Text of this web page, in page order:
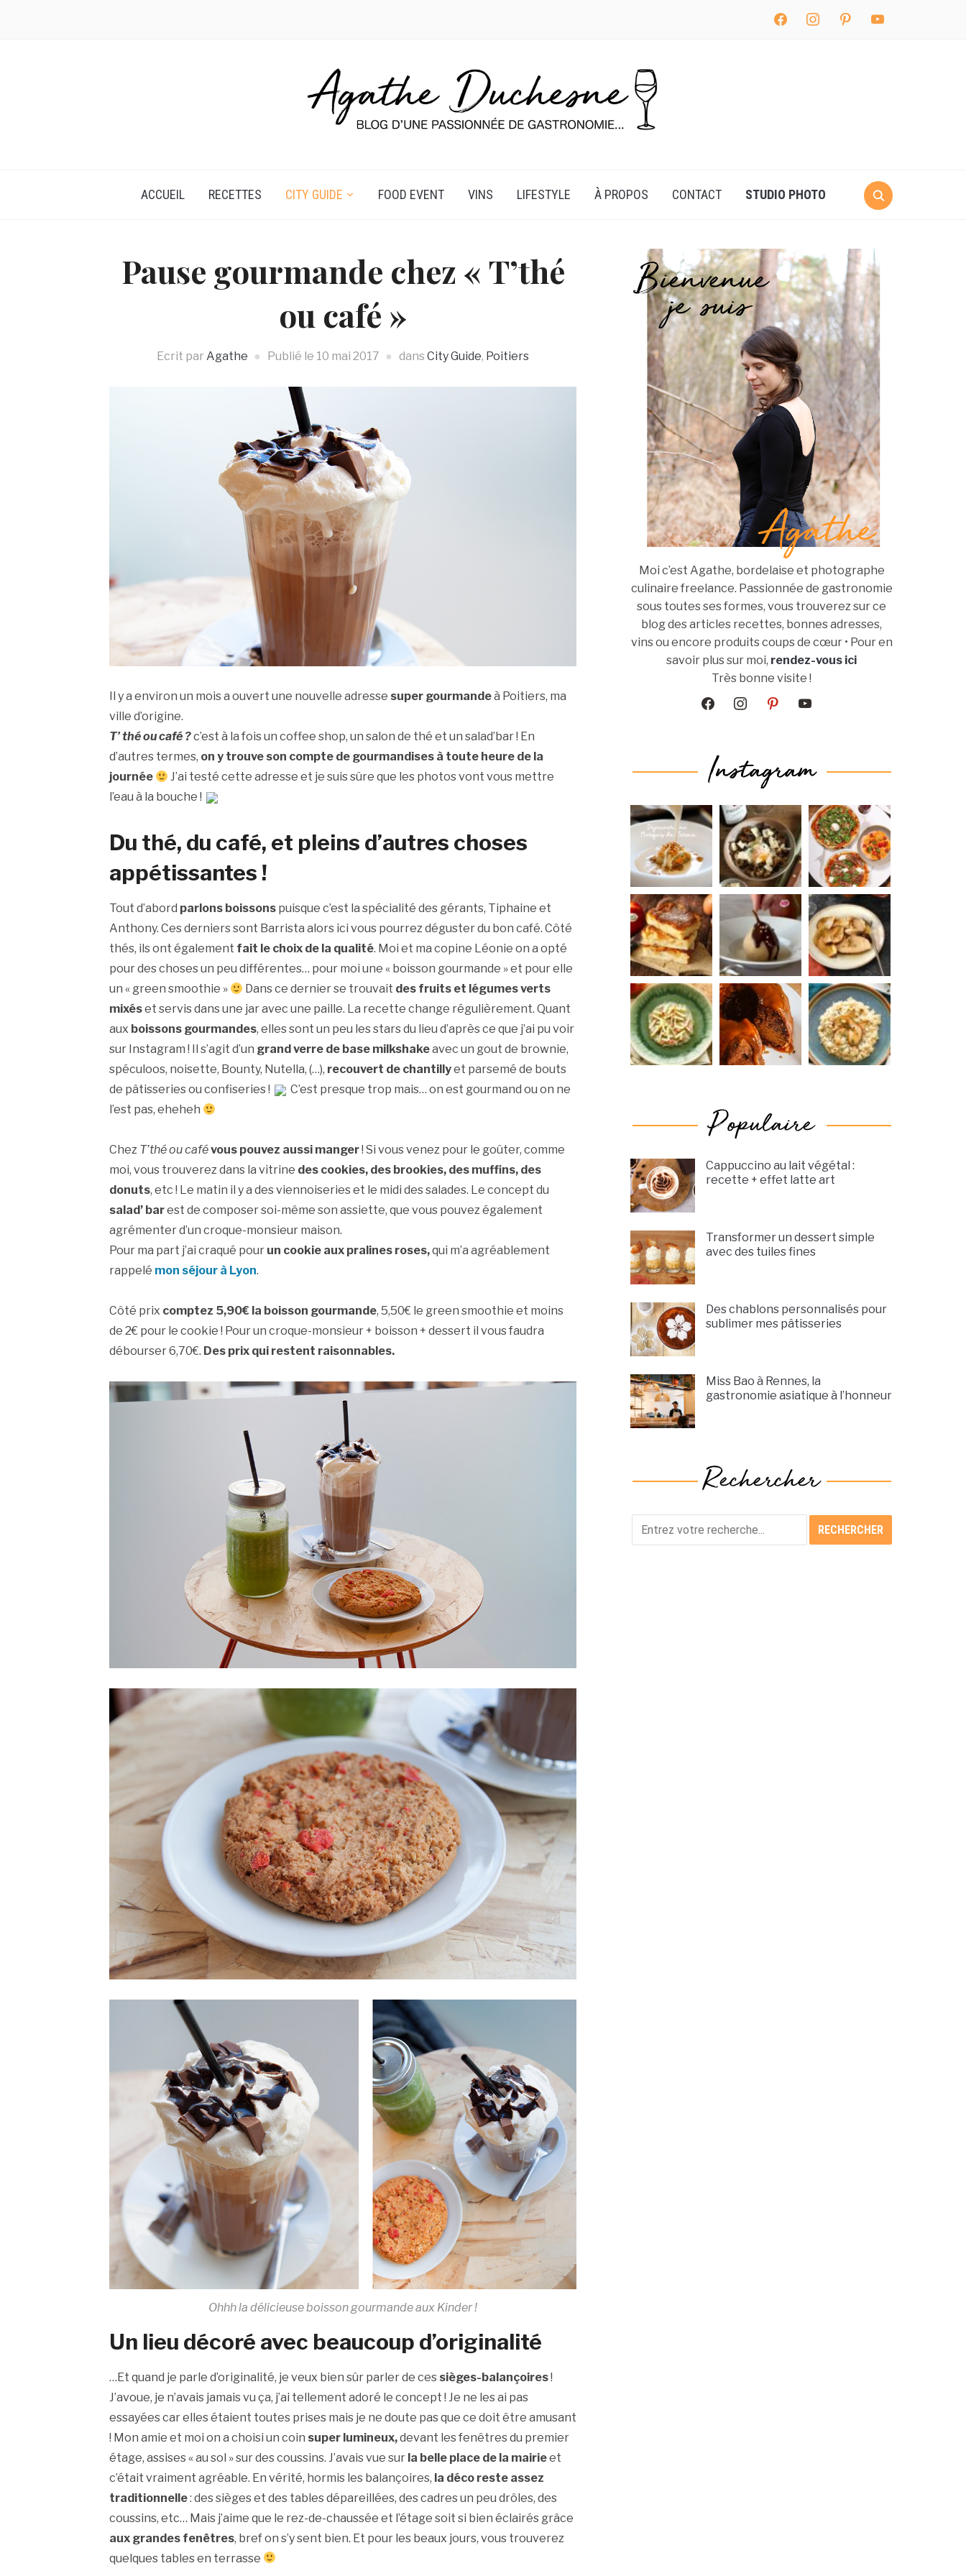
facebook instagram pinterest youtube
ACCUEIL RECETTES CITY GUIDE FOOD EVENT VINS LIFESTYLE À PROPOS CONTACT STUDIO PHOTO
Pause gourmande chez « T’thé
ou café »
Ecrit par Agathe Publié le 10 mai 2017 dans City Guide, Poitiers
Il y a environ un mois a ouvert une nouvelle adresse super gourmandeà Poitiers, ma
ville d’origine.
T’ thé ou café ?c’est à la fois un coffee shop, un salon de thé et un salad’bar ! En
d’autres termes, on y trouve son compte de gourmandises à toute heure de la
journée
J’ai testé cette adresse et je suis sûre que les photos vont vous mettre
l’eau à la bouche !
Du thé, du café, et pleins d’autres choses
appétissantes !
Tout d’abord parlons boissons puisque c’est la spécialité des gérants, Tiphaine et
Anthony. Ces derniers sont Barrista alors ici vous pourrez déguster du bon café. Côté
thés, ils ont également fait le choix de la qualité. Moi et ma copine Léonie on a opté
pour des choses un peu différentes… pour moi une « boisson gourmande » et pour elle
un « green smoothie »
Dans ce dernier se trouvait des fruits et légumes verts
mixéset servis dans une jar avec une paille. La recette change régulièrement. Quant
aux boissons gourmandes, elles sont un peu les stars du lieu d’après ce que j’ai pu voir
sur Instagram ! Il s’agit d’un grand verre de base milkshakeavec un gout de brownie,
spéculoos, noisette, Bounty, Nutella, (…), recouvert de chantillyet parsemé de bouts
de pâtisseries ou confiseries !
C’est presque trop mais… on est gourmand ou on ne
l’est pas, eheheh
Chez T’thé ou cafévous pouvez aussi manger! Si vous venez pour le goûter, comme
moi, vous trouverez dans la vitrine des cookies, des brookies, des muffins, des
donuts, etc ! Le matin il y a des viennoiseries et le midi des salades. Le concept du
salad’ barest de composer soi-même son assiette, que vous pouvez également
agrémenter d’un croque-monsieur maison.
Pour ma part j’ai craqué pour un cookie aux pralines roses,qui m’a agréablement
rappelé mon séjour à Lyon.
Côté prix comptez 5,90€ la boisson gourmande, 5,50€ le green smoothie et moins
de 2€ pour le cookie ! Pour un croque-monsieur + boisson + dessert il vous faudra
débourser 6,70€. Des prix qui restent raisonnables.
Ohhh la délicieuse boisson gourmande aux Kinder !
Un lieu décoré avec beaucoup d’originalité
…Et quand je parle d’originalité, je veux bien sûr parler de ces sièges-balançoires!
J’avoue, je n’avais jamais vu ça, j’ai tellement adoré le concept ! Je ne les ai pas
essayées car elles étaient toutes prises mais je ne doute pas que ce doit être amusant
! Mon amie et moi on a choisi un coin super lumineux,devant les fenêtres du premier
étage, assises « au sol » sur des coussins. J’avais vue sur la belle place de la mairieet
c’était vraiment agréable. En vérité, hormis les balançoires, la déco reste assez
traditionnelle: des sièges et des tables dépareillées, des cadres un peu drôles, des
coussins, etc… Mais j’aime que le rez-de-chaussée et l’étage soit si bien éclairés grâce
aux grandes fenêtres, bref on s’y sent bien. Et pour les beaux jours, vous trouverez
quelques tables en terrasse
Moi c’est Agathe, bordelaise et photographe
culinaire freelance. Passionnée de gastronomie
sous toutes ses formes, vous trouverez sur ce
blog des articles recettes, bonnes adresses,
vins ou encore produits coups de cœur • Pour en
savoir plus sur moi, rendez-vous ici
Très bonne visite !
facebookinstagrampinterestyoutube
Cappuccino au lait végétal :
recette + effet latte art
Transformer un dessert simple
avec des tuiles fines
Des chablons personnalisés pour
sublimer mes pâtisseries
Miss Bao à Rennes, la
gastronomie asiatique à l’honneur